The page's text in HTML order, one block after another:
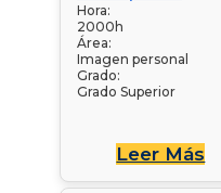
Hora:
2000h
Área:
Imagen personal
Grado:
Grado Superior
Leer Más